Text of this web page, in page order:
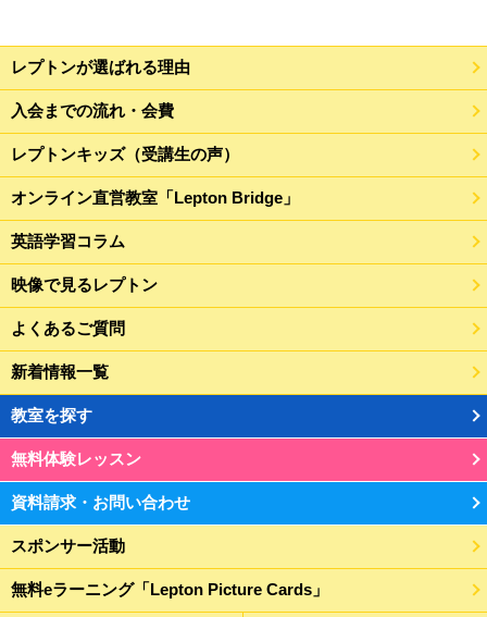
レプトンが選ばれる理由
入会までの流れ・会費
レプトンキッズ（受講生の声）
オンライン直営教室「Lepton Bridge」
英語学習コラム
映像で見るレプトン
よくあるご質問
新着情報一覧
教室を探す
無料体験レッスン
資料請求・お問い合わせ
スポンサー活動
無料eラーニング「Lepton Picture Cards」